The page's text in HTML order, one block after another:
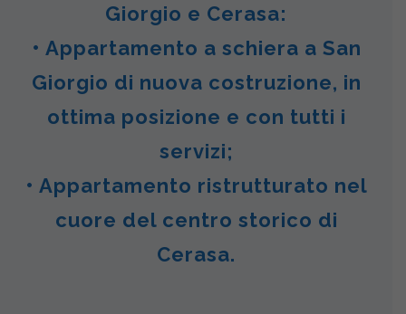
Giorgio e Cerasa:
• Appartamento a schiera a San
Giorgio di nuova costruzione, in
ottima posizione e con tutti i
servizi;
• Appartamento ristrutturato nel
cuore del centro storico di
Cerasa.